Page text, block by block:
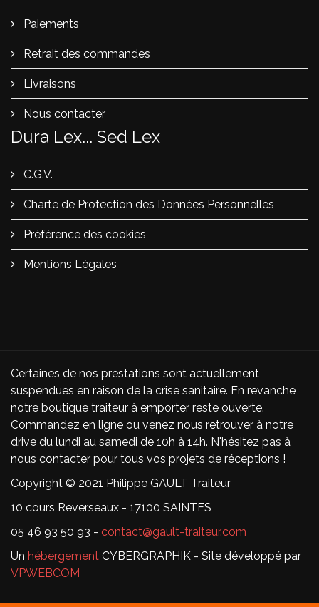
Paiements
Retrait des commandes
Livraisons
Nous contacter
Dura Lex... Sed Lex
C.G.V.
Charte de Protection des Données Personnelles
Préférence des cookies
Mentions Légales
Certaines de nos prestations sont actuellement
suspendues en raison de la crise sanitaire. En revanche
notre boutique traiteur à emporter reste ouverte.
Commandez en ligne ou venez nous retrouver à notre
drive du lundi au samedi de 10h à 14h. N'hésitez pas à
nous contacter pour tous vos projets de réceptions !
Copyright © 2021 Philippe GAULT Traiteur
10 cours Reverseaux - 17100 SAINTES
05 46 93 50 93 - contact@gault-traiteur.com
Un hébergement CYBERGRAPHIK - Site développé par
VPWEBCOM